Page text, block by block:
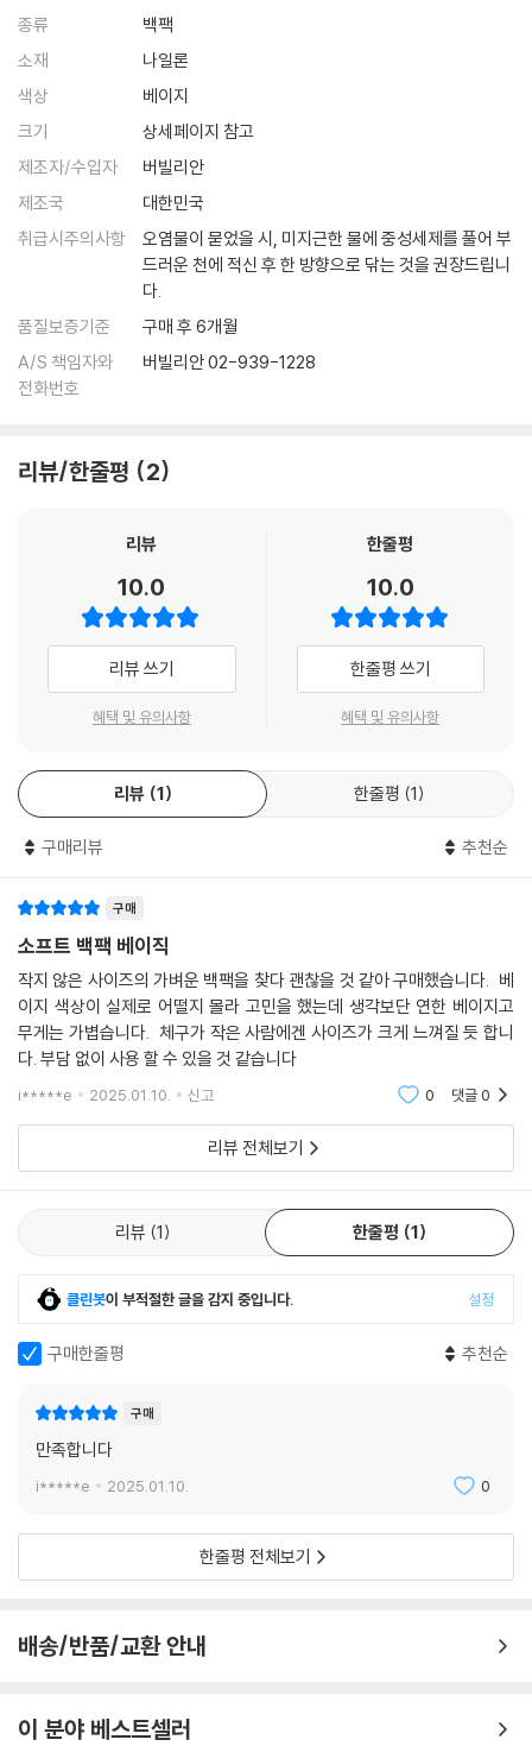
종류
백팩
소재
나일론
색상
베이지
크기
상세페이지 참고
제조자/수입자
버빌리안
제조국
대한민국
취급시주의사항
오염물이 묻었을 시, 미지근한 물에 중성세제를 풀어 부
드러운 천에 적신 후 한 방향으로 닦는 것을 권장드립니
다.
품질보증기준
구매 후 6개월
A/S 책임자와
전화번호
버빌리안 02-939-1228
리뷰/한줄평 2
리뷰
10.0
리뷰 쓰기
혜택 및 유의사항
한줄평
10.0
한줄평 쓰기
혜택 및 유의사항
리뷰 1 한줄평 1
구매리뷰 추천순
구매
소프트 백팩 베이직
작지 않은 사이즈의 가벼운 백팩을 찾다 괜찮을 것 같아 구매했습니다. 베
이지 색상이 실제로 어떨지 몰라 고민을 했는데 생각보단 연한 베이지고
무게는 가볍습니다. 체구가 작은 사람에겐 사이즈가 크게 느껴질 듯 합니
다. 부담 없이 사용 할 수 있을 것 같습니다
i*****e 2025.01.10. 신고 0 댓글0
리뷰 전체보기
리뷰 1 한줄평 1
클린봇이 부적절한 글을 감지 중입니다. 설정
구매한줄평 추천순
구매
만족합니다
i*****e 2025.01.10. 0
한줄평 전체보기
배송/반품/교환 안내
이 분야 베스트셀러